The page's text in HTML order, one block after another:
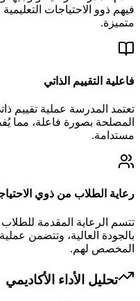
فيهم ذوو الاحتياجات
متميزة.
فاعلية التقييم الذاتي
تعتمد المدرسة عملية تقييم
المصلحة بصورة فاعلة، مما
مستدامة.
رعاية الطلاب من ذوي
تتسم الرعاية المقدمة للطلاب
بالجودة العالية، وتتضمن
المخصص لهم.
تحليل الأداء الأكاديمي